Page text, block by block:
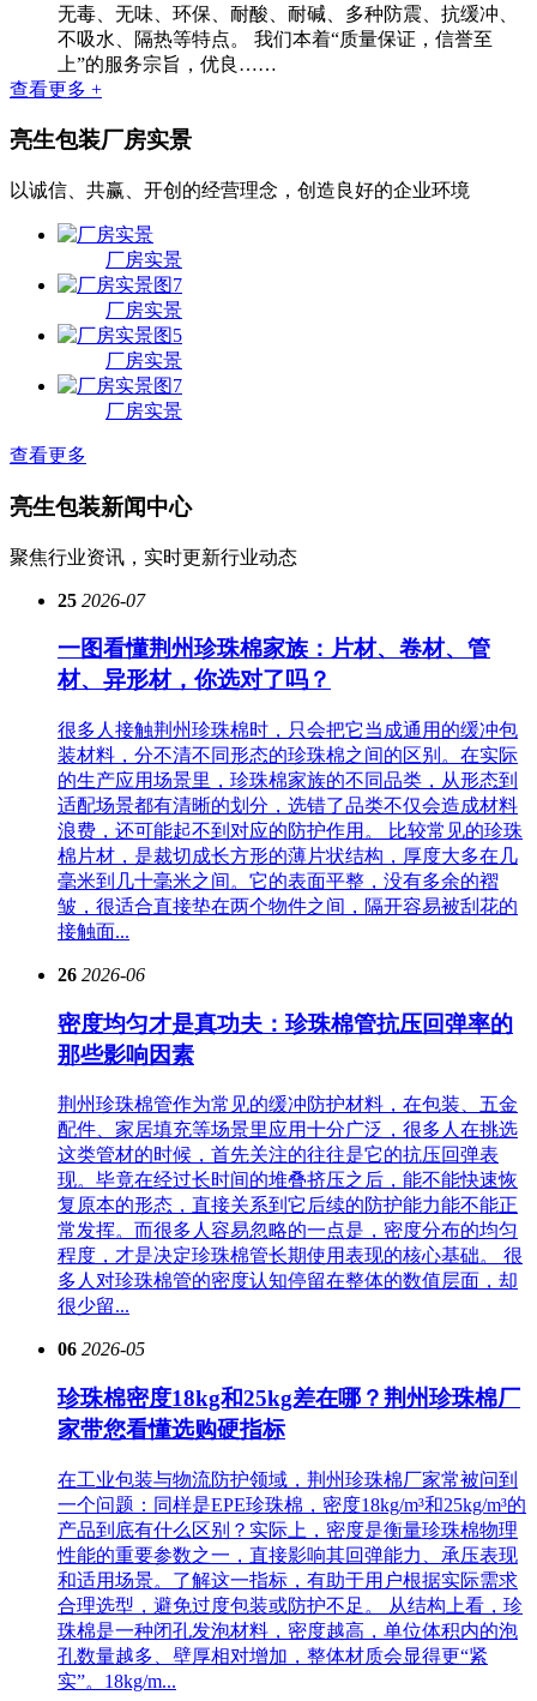
无毒、无味、环保、耐酸、耐碱、多种防震、抗缓冲、
不吸水、隔热等特点。 我们本着“质量保证，信誉至
上”的服务宗旨，优良……
查看更多 +
亮生包装厂房实景
以诚信、共赢、开创的经营理念，创造良好的企业环境
厂房实景
厂房实景
厂房实景
厂房实景
查看更多
亮生包装新闻中心
聚焦行业资讯，实时更新行业动态
25 2026-07
一图看懂荆州珍珠棉家族：片材、卷材、管
材、异形材，你选对了吗？
很多人接触荆州珍珠棉时，只会把它当成通用的缓冲包
装材料，分不清不同形态的珍珠棉之间的区别。在实际
的生产应用场景里，珍珠棉家族的不同品类，从形态到
适配场景都有清晰的划分，选错了品类不仅会造成材料
浪费，还可能起不到对应的防护作用。 比较常见的珍珠
棉片材，是裁切成长方形的薄片状结构，厚度大多在几
毫米到几十毫米之间。它的表面平整，没有多余的褶
皱，很适合直接垫在两个物件之间，隔开容易被刮花的
接触面...
26 2026-06
密度均匀才是真功夫：珍珠棉管抗压回弹率的
那些影响因素
荆州珍珠棉管作为常见的缓冲防护材料，在包装、五金
配件、家居填充等场景里应用十分广泛，很多人在挑选
这类管材的时候，首先关注的往往是它的抗压回弹表
现。毕竟在经过长时间的堆叠挤压之后，能不能快速恢
复原本的形态，直接关系到它后续的防护能力能不能正
常发挥。而很多人容易忽略的一点是，密度分布的均匀
程度，才是决定珍珠棉管长期使用表现的核心基础。 很
多人对珍珠棉管的密度认知停留在整体的数值层面，却
很少留...
06 2026-05
珍珠棉密度18kg和25kg差在哪？荆州珍珠棉厂
家带您看懂选购硬指标
在工业包装与物流防护领域，荆州珍珠棉厂家常被问到
一个问题：同样是EPE珍珠棉，密度18kg/m³和25kg/m³的
产品到底有什么区别？实际上，密度是衡量珍珠棉物理
性能的重要参数之一，直接影响其回弹能力、承压表现
和适用场景。了解这一指标，有助于用户根据实际需求
合理选型，避免过度包装或防护不足。 从结构上看，珍
珠棉是一种闭孔发泡材料，密度越高，单位体积内的泡
孔数量越多、壁厚相对增加，整体材质会显得更“紧
实”。18kg/m...